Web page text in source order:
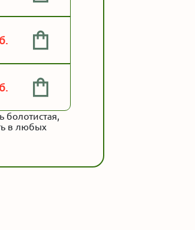
болотистая,
в любых